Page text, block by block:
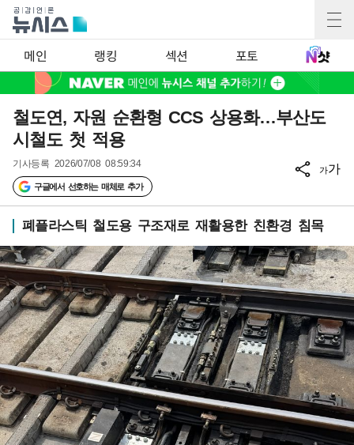
메인 랭킹 섹션 포토
철도연, 자원 순환형 CCS 상용화…부산도
시철도 첫 적용
기사등록 2026/07/08 08:59:34
구글에서 선호하는 매체로 추가
가가
폐플라스틱 철도용 구조재로 재활용한 친환경 침목